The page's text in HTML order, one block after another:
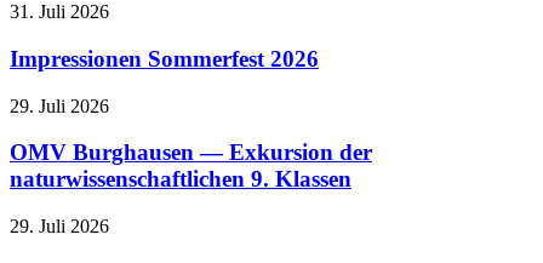
31. Juli 2026
Impressionen Sommerfest 2026
29. Juli 2026
OMV Burghausen — Exkursion der
naturwissenschaftlichen 9. Klassen
29. Juli 2026